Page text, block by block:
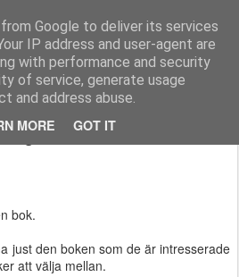
Google to deliver its services
IP address and user-agent are
with performance and security
of service, generate usage
and address abuse.
MORE GOT IT
Functional Fitness by Mattias - Träningsinspiration & träningsfilmer
- Vinn en bok
bok.
just den boken som de är intresserade
att välja mellan.